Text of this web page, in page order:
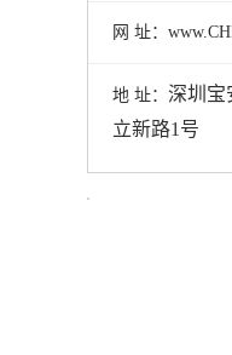
网 址：
地 址： 深圳宝
立新路1号